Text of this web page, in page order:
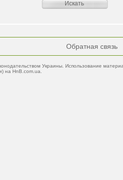
Обратная связь
Украины. Использование
на HnB.com.ua.